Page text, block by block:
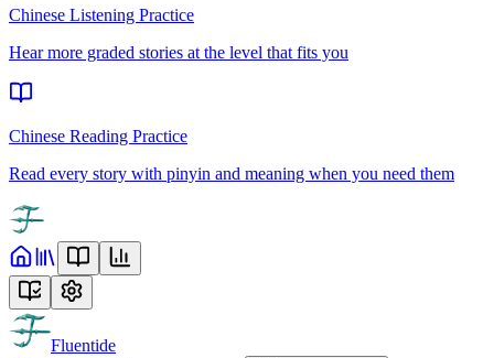
Chinese Listening Practice
Hear more graded stories at the level that fits you
Chinese Reading Practice
Read every story with pinyin and meaning when you need them
Fluentide